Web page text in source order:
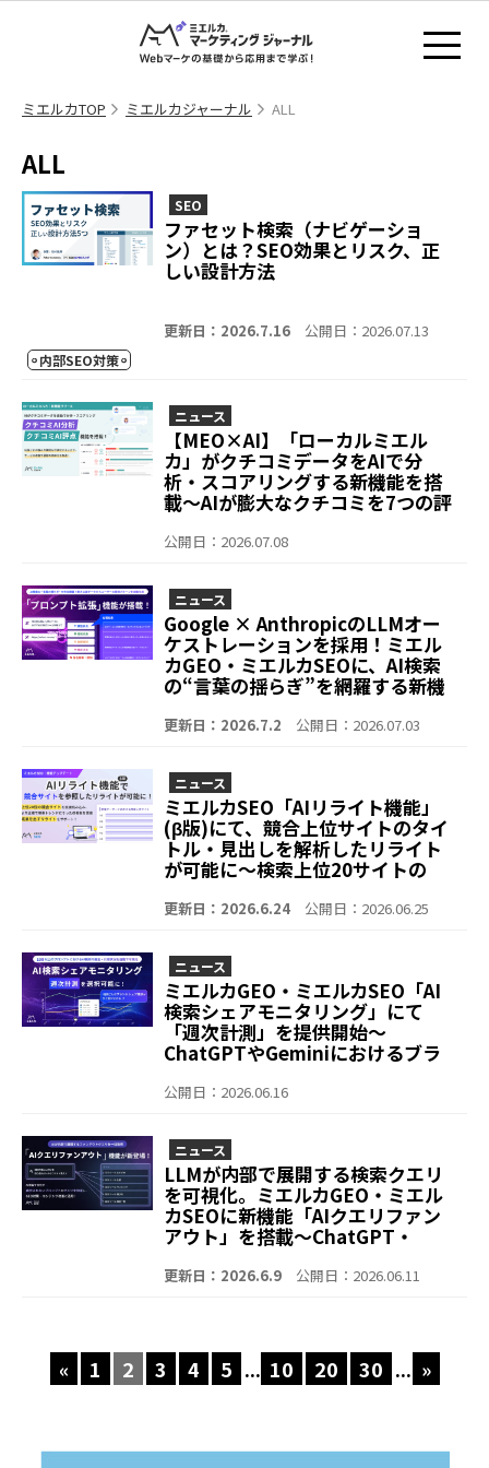
ミエルカTOP ミエルカジャーナル ALL
ALL
SEO
ファセット検索（ナビゲーショ
ン）とは？SEO効果とリスク、正
しい設計方法
更新日：2026.7.16 公開日：2026.07.13
内部SEO対策
ニュース
【MEO×AI】「ローカルミエル
カ」がクチコミデータをAIで分
析・スコアリングする新機能を搭
載〜AIが膨大なクチコミを7つの評
析。いますぐ改善すべき店舗や項
公開日：2026.07.08
ニュース
Google × AnthropicのLLMオー
ケストレーションを採用！ミエル
カGEO・ミエルカSEOに、AI検索
の“言葉の揺らぎ”を網羅する新機
の購買フェーズに応じた拡張で、
策まで一気通貫でサポート～
更新日：2026.7.2 公開日：2026.07.03
ニュース
ミエルカSEO「AIリライト機能」
(β版)にて、競合上位サイトのタイ
トル・見出しを解析したリライト
が可能に〜検索上位20サイトの
ドを押さえた高精度なリライトを
更新日：2026.6.24 公開日：2026.06.25
ニュース
ミエルカGEO・ミエルカSEO「AI
検索シェアモニタリング」にて
「週次計測」を提供開始～
ChatGPTやGeminiにおけるブラ
フェーズに合わせ効率的に運用可
公開日：2026.06.16
ニュース
LLMが内部で展開する検索クエリ
を可視化。ミエルカGEO・ミエル
カSEOに新機能「AIクエリファン
アウト」を搭載〜ChatGPT・
括取得し、GEO対策の抜け漏れ防
更新日：2026.6.9 公開日：2026.06.11
« 1 2 3 4 5 ... 10 20 30 ... »